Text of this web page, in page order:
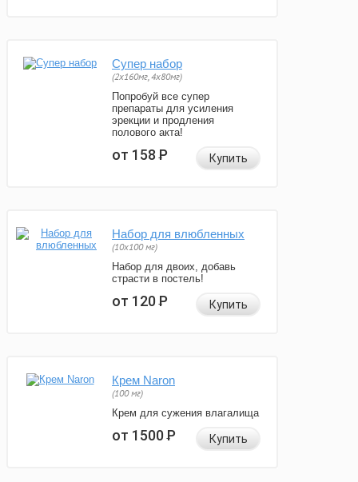
Супер набор
(2х160мг, 4х80мг)
Попробуй все супер
препараты для усиления
эрекции и продления
полового акта!
от 158Р Купить
Набор для влюбленных
(10х100 мг)
Набор для двоих, добавь
страсти в постель!
от 120Р Купить
Крем Naron
(100 мг)
Крем для сужения влагалища
от 1500Р Купить